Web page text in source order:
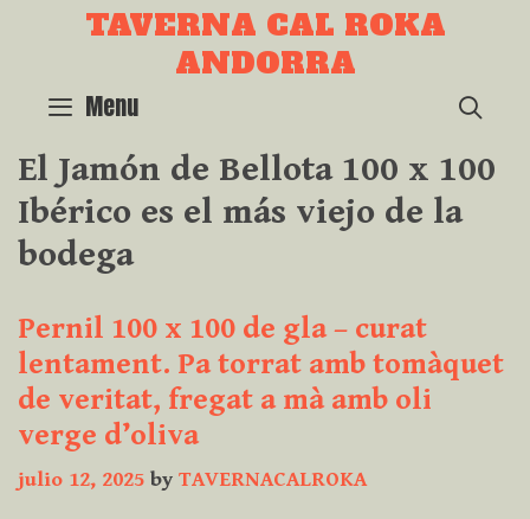
TAVERNA CAL ROKA
ANDORRA
Menu
El Jamón de Bellota 100 x 100
Ibérico es el más viejo de la
bodega
Pernil 100 x 100 de gla – curat
lentament. Pa torrat amb tomàquet
de veritat, fregat a mà amb oli
verge d’oliva
julio 12, 2025 by TAVERNACALROKA